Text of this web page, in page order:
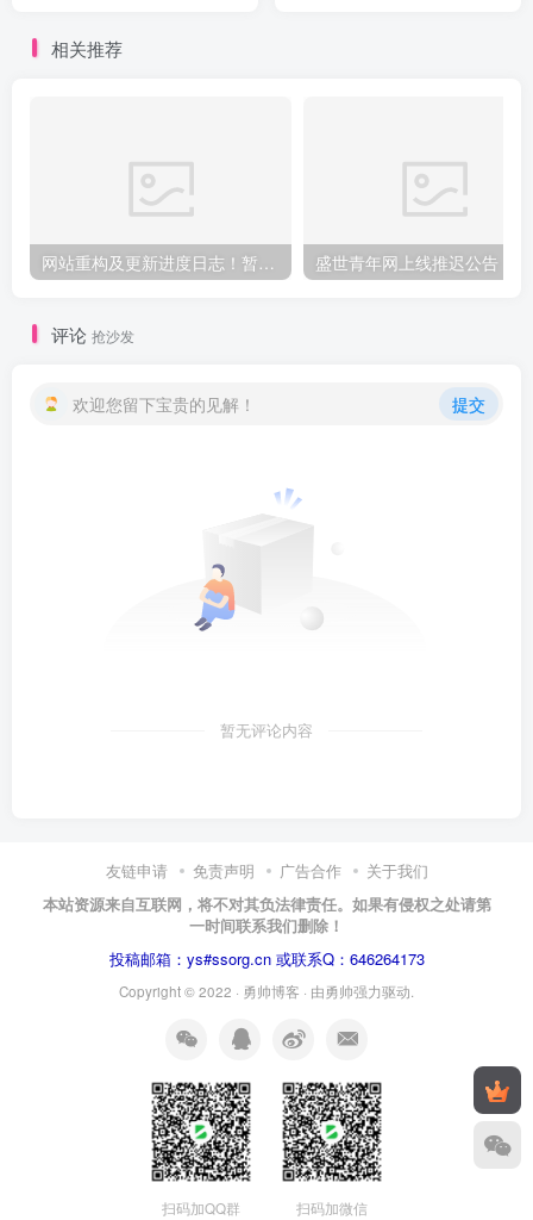
相关推荐
网站重构及更新进度日志！暂未上线 盛世青年网上线推迟公告
评论 抢沙发
欢迎您留下宝贵的见解！ 提交
暂无评论内容
友链申请 免责声明 广告合作
关于我们
本站资源来自互联网，将不对其负法律责任。如果有侵权之处请第
一时间联系我们删除！
投稿邮箱：ys#ssorg.cn 或联系Q：646264173
Copyright © 2022 · 勇帅博客 · 由勇帅强力驱动.
扫码加QQ群 扫码加微信